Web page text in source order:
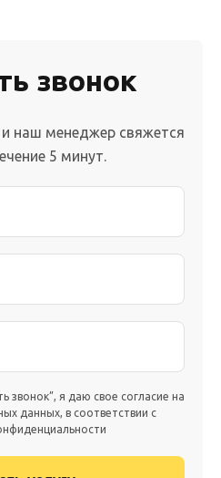
звонок
наш менеджер свяжется
5 минут.
звонок”, я даю свое согласие на
данных, в соответствии с